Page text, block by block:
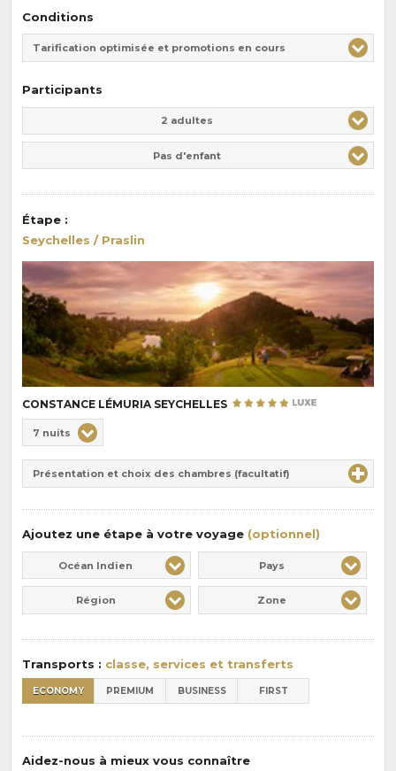
Conditions
Tarification optimisée et promotions en cours
Participants
2 adultes
Pas d'enfant
Étape :
Seychelles / Praslin
CONSTANCE LÉMURIA SEYCHELLES
de
pension
:
Durée
7 nuits
Présentation et choix des chambres (facultatif)
Ajoutez une étape à votre voyage (optionnel)
Océan Indien Pays
Région Zone
Transports : classe, services et transferts
ECONOMY PREMIUM BUSINESS FIRST
Aidez-nous à mieux vous connaître